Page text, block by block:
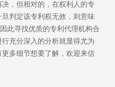
，但相对的，在权利人的专
判定该专利权无效，则意味
此寻找优质的专利代理机构合
充分深入的分析就显得尤为
多细节想要了解，欢迎来信